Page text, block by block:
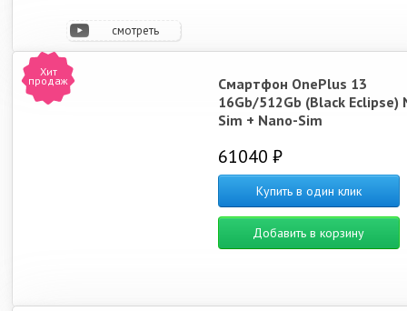
смотреть
видео
Хит
продаж
Смартфон OnePlus 13
16Gb/512Gb (Black Eclipse)
Sim + Nano-Sim
61040 ₽
Купить в один клик
Добавить в корзину